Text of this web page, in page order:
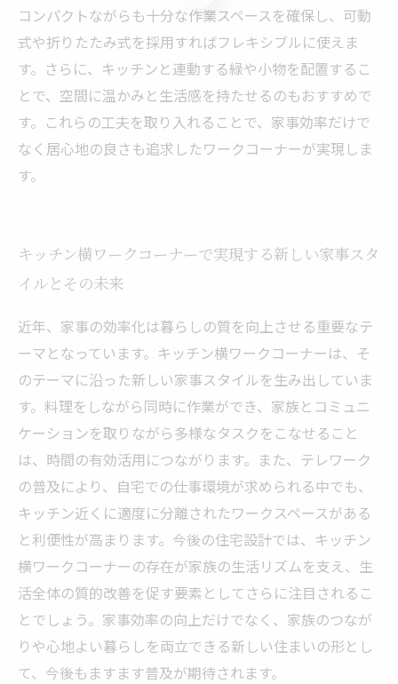
コンパクトながらも十分な作業スペースを確保し、可動
式や折りたたみ式を採用すればフレキシブルに使えま
す。さらに、キッチンと連動する緑や小物を配置するこ
とで、空間に温かみと生活感を持たせるのもおすすめで
す。これらの工夫を取り入れることで、家事効率だけで
なく居心地の良さも追求したワークコーナーが実現しま
す。
キッチン横ワークコーナーで実現する新しい家事スタ
イルとその未来
近年、家事の効率化は暮らしの質を向上させる重要なテ
ーマとなっています。キッチン横ワークコーナーは、そ
のテーマに沿った新しい家事スタイルを生み出していま
す。料理をしながら同時に作業ができ、家族とコミュニ
ケーションを取りながら多様なタスクをこなせること
は、時間の有効活用につながります。また、テレワーク
の普及により、自宅での仕事環境が求められる中でも、
キッチン近くに適度に分離されたワークスペースがある
と利便性が高まります。今後の住宅設計では、キッチン
横ワークコーナーの存在が家族の生活リズムを支え、生
活全体の質的改善を促す要素としてさらに注目されるこ
とでしょう。家事効率の向上だけでなく、家族のつなが
りや心地よい暮らしを両立できる新しい住まいの形とし
て、今後もますます普及が期待されます。